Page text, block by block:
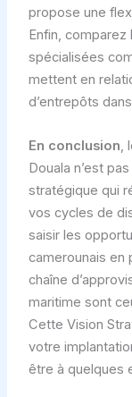
propose une
Enfin,
spécialisées
mettent en
d’entrepôts
En conclusion,
Douala n’est
stratégique qui
vos cycles de
saisir les
camerounais en
chaîne
maritime sont
Cette Vision
votre
être à quelques